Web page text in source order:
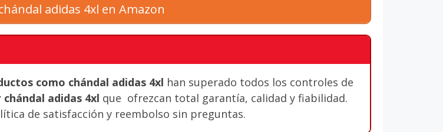
adidas 4xl en Amazon
como chándal adidas 4xl han superado todos los controles de
adidas 4xl que ofrezcan total garantía, calidad y fiabilidad.
de satisfacción y reembolso sin preguntas.